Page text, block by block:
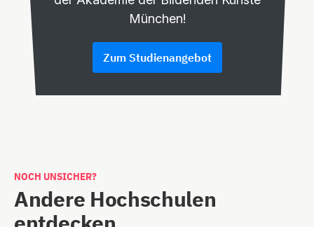
München!
Zum Studienangebot
NOCH UNSICHER?
Andere Hochschulen